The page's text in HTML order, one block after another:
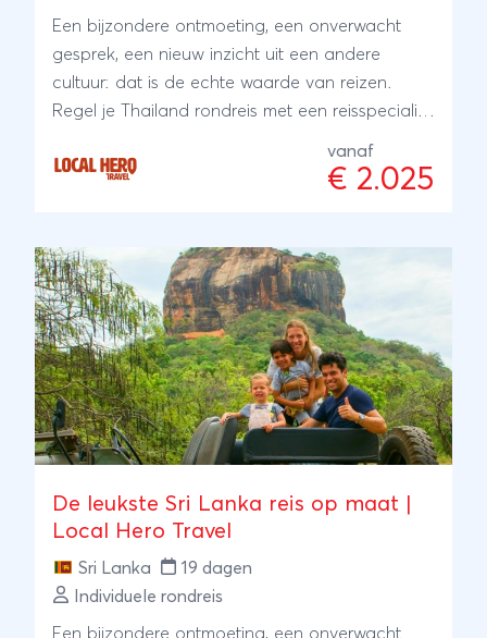
Een bijzondere ontmoeting, een onverwacht
gesprek, een nieuw inzicht uit een andere
cultuur: dat is de echte waarde van reizen.
Regel je Thailand rondreis met een reisspecialist
en met hun ervaring en kennis regelen zij je reis:
vanaf
€ 2.025
De leukste Sri Lanka reis op maat |
Local Hero Travel
Sri Lanka
19 dagen
Individuele rondreis
Een bijzondere ontmoeting, een onverwacht